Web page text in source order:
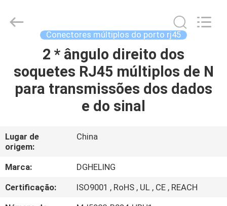
PRODUTOS
NÓS
EXCURSÃO
DA
Rights
Conectores múltiplos do porto rj45
2 * ângulo direito dos
soquetes RJ45 múltiplos de N
para transmissões dos dados
e do sinal
Lugar de
origem:
China
Marca:
DGHELING
Certificação:
ISO9001 , RoHS , UL , CE , REACH